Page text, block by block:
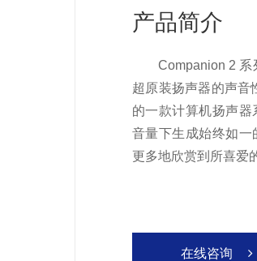
产品简介
Companion 2 系
超原装扬声器的声音
的一款计算机扬声
音量下生成始终如一
更多地欣赏到所喜爱
在线咨询 